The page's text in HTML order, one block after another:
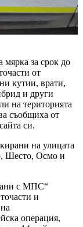
за срок до
от
кутии, врати,
и други
на територията
съобщиха от
си.
на улицата
Шесто, Осмо и
с МПС“
и
операция,